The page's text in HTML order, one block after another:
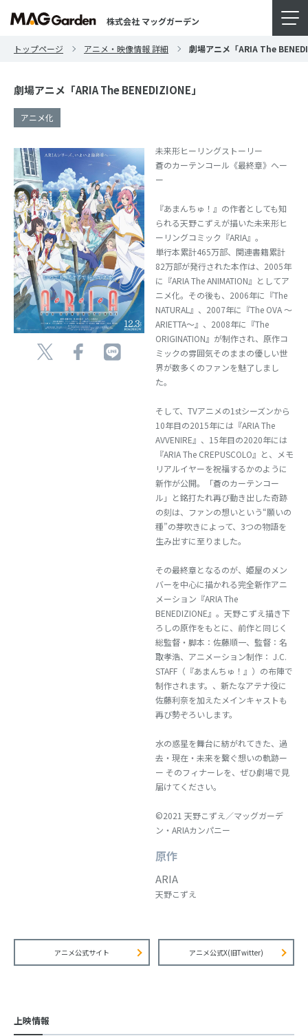
株式会社 マッグガーデン
トップページ アニメ・映像情報 詳細 劇場アニメ「ARIA The
劇場アニメ「ARIA The BENEDIZIONE」
アニメ化
未来形ヒーリングストーリー
蒼のカーテンコール《最終章》へー
ー
『あまんちゅ！』の作者としても知
られる天野こずえが描いた未来形ヒ
ーリングコミック『ARIA』。
単行本累計465万部、関連書籍累計
82万部が発行された本作は、2005年
に『ARIA The ANIMATION』としてア
ニメ化。その後も、2006年に『The
NATURAL』、2007年に『The OVA ～
ARIETTA～』、2008年に『The
ORIGINATION』が制作され、原作コ
ミックの雰囲気そのままの優しい世
界が数多くのファンを魅了しまし
た。
そして、TVアニメの1stシーズンから
10年目の2015年には『ARIA The
AVVENIRE』、15年目の2020年には
『ARIA The CREPUSCOLO』と、メモ
リアルイヤーを祝福するかのように
新作が公開。「蒼のカーテンコー
ル」と銘打たれ再び動き出した奇跡
の刻は、ファンの想いという“願いの
種”の芽吹きによって、3つの物語を
生み出すに至りました。
その最終章となるのが、姫屋のメン
バーを中心に描かれる完全新作アニ
メーション『ARIA The
BENEDIZIONE』。天野こずえ描き下
ろしの原作をもとに、前作と同じく
総監督・脚本：佐藤順一、監督：名
取孝浩、アニメーション制作： J.C.
STAFF（『あまんちゅ！』）の布陣で
制作されます。、新たなアテナ役に
佐藤利奈を加えたメインキャストも
再び勢ぞろいします。
水の惑星を舞台に紡がれてきた、過
去・現在・未来を繋ぐ想いの軌跡ー
ー そのフィナーレを、ぜひ劇場で見
届けてください。
©2021 天野こずえ／マッグガーデ
ン・ARIAカンパニー
原作
ARIA
天野こずえ
アニメ公式サイト アニメ公式X(旧Twitter)
上映情報